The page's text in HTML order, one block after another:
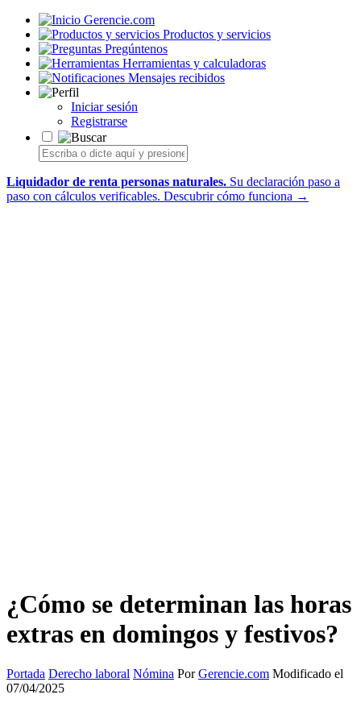
Gerencie.com
Productos y servicios
Pregúntenos
Herramientas y calculadoras
Mensajes recibidos
Iniciar sesión
Registrarse
Liquidador de renta personas naturales. Su declaración paso a
paso con cálculos verificables. Descubrir cómo funciona →
¿Cómo se determinan las horas
extras en domingos y festivos?
Portada Derecho laboral Nómina PorGerencie.com Modificado el
07/04/2025